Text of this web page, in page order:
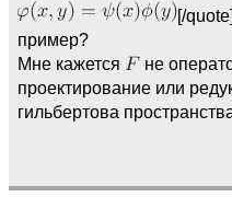
[/
пример?
Мне кажется
не
проектирование или
гильбертова